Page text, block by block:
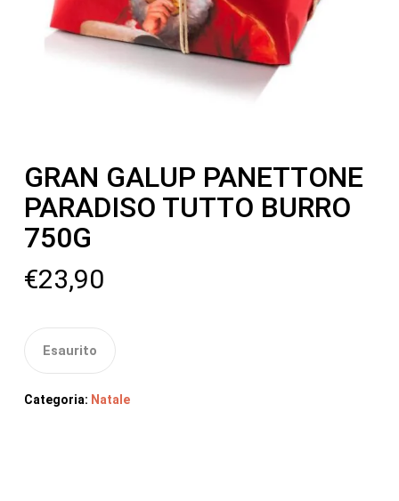
GRAN GALUP PANETTONE
PARADISO TUTTO BURRO
750G
€23,90
Esaurito
Categoria: Natale